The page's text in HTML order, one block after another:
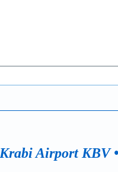
KrabiAirport KBV